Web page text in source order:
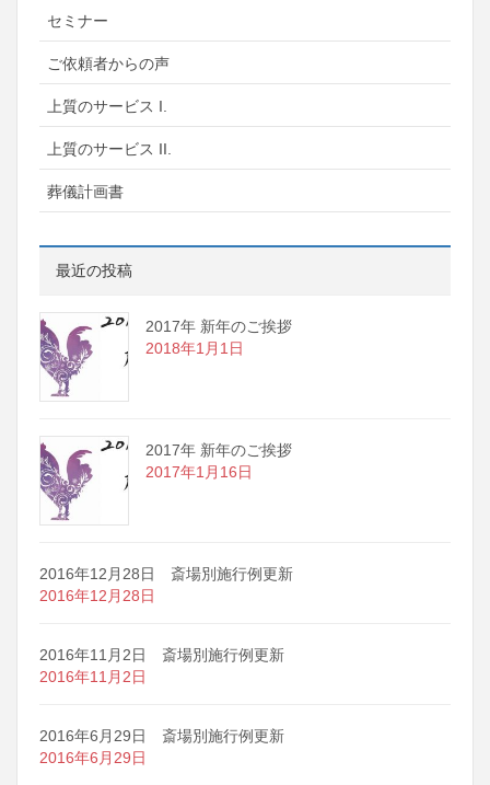
セミナー
ご依頼者からの声
上質のサービス I.
上質のサービス II.
葬儀計画書
最近の投稿
2017年 新年のご挨拶
2018年1月1日
2017年 新年のご挨拶
2017年1月16日
2016年12月28日 斎場別施行例更新
2016年12月28日
2016年11月2日 斎場別施行例更新
2016年11月2日
2016年6月29日 斎場別施行例更新
2016年6月29日